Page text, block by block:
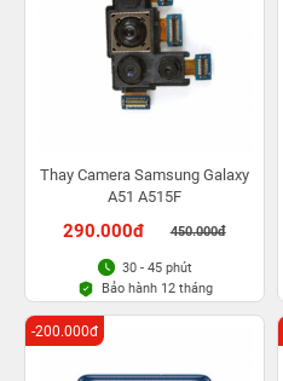
Thay Camera Samsung Galaxy
A51 A515F
290.000đ 450.000đ
30 - 45 phút
Bảo hành 12 tháng
-200.000đ